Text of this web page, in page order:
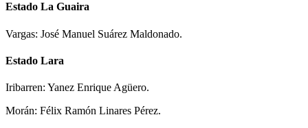
Estado La Guaira
Vargas: José Manuel Suárez Maldonado.
Estado Lara
Iribarren: Yanez Enrique Agüero.
Morán: Félix Ramón Linares Pérez.